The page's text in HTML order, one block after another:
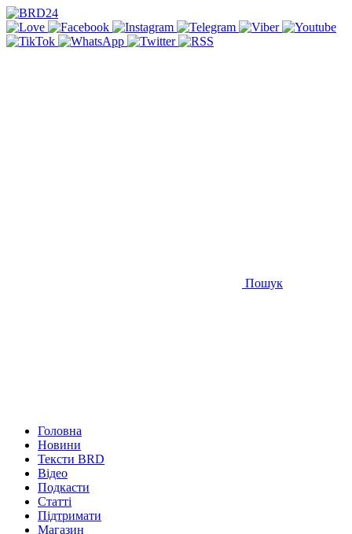
Пошук
Головна
Новини
Тексти BRD
Відео
Подкасти
Статті
Підтримати
Магазин